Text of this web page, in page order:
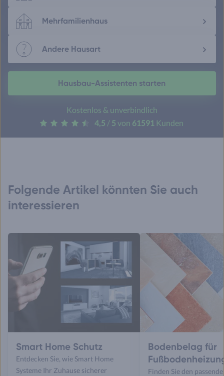
Mehrfamilienhaus
Andere Hausart
Hausbau-Assistenten starten
Kostenlos & unverbindlich
4,5 / 5 von 61591 Kunden
Folgende Artikel könnten Sie auch
interessieren
Smart Home Schutz
Entdecken Sie, wie Smart Home
Systeme Ihr Zuhause sicherer
Bodenbelag für
Finden Sie den